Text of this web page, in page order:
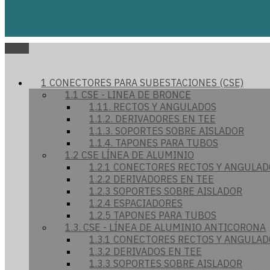
1 CONECTORES PARA SUBESTACIONES (CSE)
1.1 CSE - LINEA DE BRONCE
1.11. RECTOS Y ANGULADOS
1.1.2. DERIVADORES EN TEE
1.1.3. SOPORTES SOBRE AISLADOR
1.1.4. TAPONES PARA TUBOS
1.2 CSE LÍNEA DE ALUMINIO
1.2.1 CONECTORES RECTOS Y
1.2.2 DERIVADORES EN TEE
1.2.3 SOPORTES SOBRE AISLADOR
1.2.4 ESPACIADORES
1.2.5 TAPONES PARA TUBOS
1.3. CSE - LÍNEA DE ALUMINIO ANTICORONA
1.3.1 CONECTORES RECTOS Y
1.3.2 DERIVADOS EN TEE
1.3.3 SOPORTES SOBRE AISLADOR